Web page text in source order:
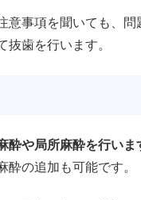
意事項を聞いても、問
抜歯を行います。
酔や局所麻酔を行いま
酔の追加も可能です。